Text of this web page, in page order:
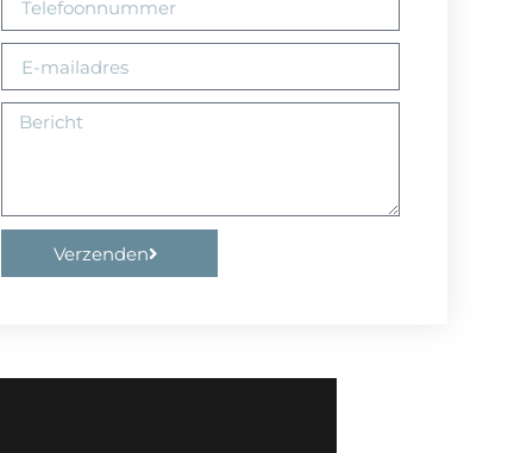
Verzenden